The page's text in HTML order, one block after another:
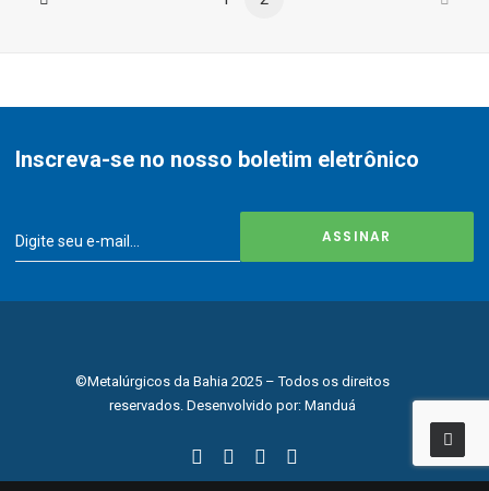
Inscreva-se no nosso boletim eletrônico
©Metalúrgicos da Bahia 2025 – Todos os direitos
reservados. Desenvolvido por:Manduá